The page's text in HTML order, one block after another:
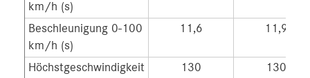
km/h (s)
Beschleunigung 0-100
km/h (s)
11,6 11,9
Höchstgeschwindigkeit
130 130